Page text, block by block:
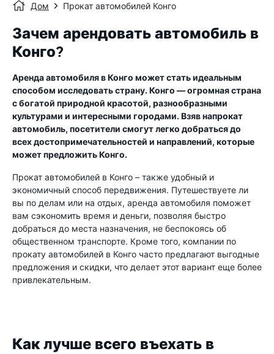
Дом Прокат автомобилей Конго
Зачем арендовать автомобиль в
Конго?
Аренда автомобиля в Конго может стать идеальным
способом исследовать страну. Конго — огромная страна
с богатой природной красотой, разнообразными
культурами и интересными городами. Взяв напрокат
автомобиль, посетители смогут легко добраться до
всех достопримечательностей и направлений, которые
может предложить Конго.
Прокат автомобилей в Конго – также удобный и
экономичный способ передвижения. Путешествуете ли
вы по делам или на отдых, аренда автомобиля поможет
вам сэкономить время и деньги, позволяя быстро
добраться до места назначения, не беспокоясь об
общественном транспорте. Кроме того, компании по
прокату автомобилей в Конго часто предлагают выгодные
предложения и скидки, что делает этот вариант еще более
привлекательным.
Как лучше всего въехать в